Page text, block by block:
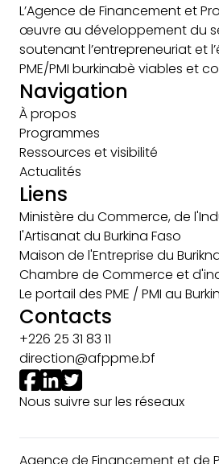
L’Agence de Financement et
œuvre au développement du
soutenant l’entrepreneuriat et
PME/PMI burkinabè viables et
Navigation
À propos
Programmes
Ressources et visibilité
Actualités
Liens
Ministère du Commerce, de
l'Artisanat du Burkina Faso
Maison de l'Entreprise du
Chambre de Commerce et
Le portail des PME / PMI au
Contacts
+226 25 31 83 11
direction@afppme.bf
Nous suivre sur les réseaux
Agence de Financement et de